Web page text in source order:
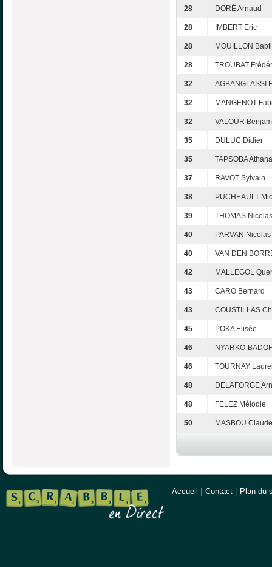
28 DORÉ Arnaud
28 IMBERT Eric
28 MOUILLON
28 TROUBAT
32 AGBANGLASSI
32 MANGENOT
32 VALOUR
35 DULUC Didier
35 TAPSOBA
37 RAVOT Sylvain
38 PUCHEAULT
39 THOMAS Nicolas
40 PARVAN Nicolas
40 VAN DEN
42 MALLEGOL
43 CARO Bernard
43 COUSTILLAS
45 POKA Elisée
46 NYARKO-
46 TOURNAY
48 DELAFORGE
48 FELEZ Mélodie
50 MASBOU Claude
Accueil Contact Plan du